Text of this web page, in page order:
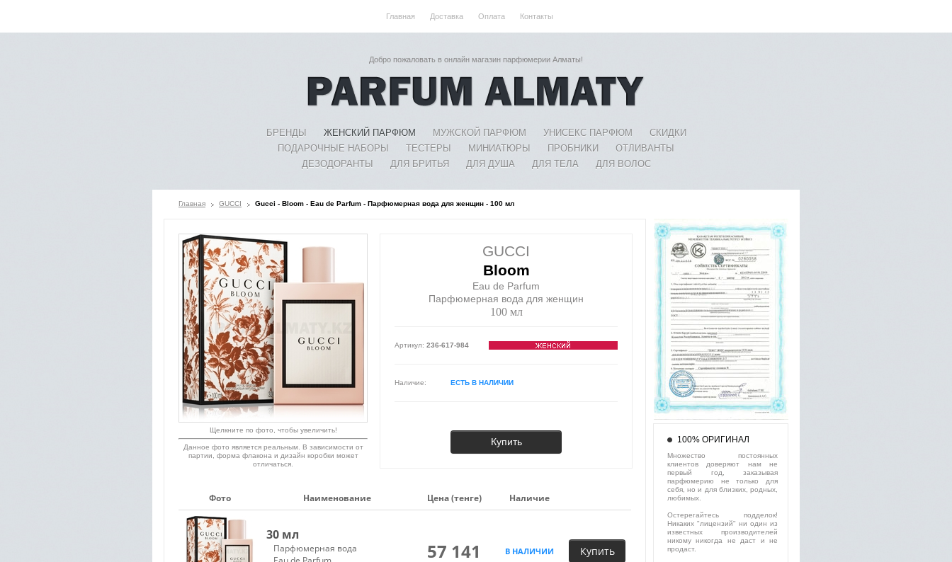
Главная Доставка Оплата Контакты
Добро пожаловать в онлайн магазин парфюмерии Алматы!
БРЕНДЫ ЖЕНСКИЙ ПАРФЮМ МУЖСКОЙ ПАРФЮМ УНИСЕКС ПАРФЮМ
СКИДКИ
ПОДАРОЧНЫЕ НАБОРЫ
ТЕСТЕРЫ МИНИАТЮРЫ ПРОБНИКИ
ОТЛИВАНТЫ
ДЕЗОДОРАНТЫ
ДЛЯ БРИТЬЯ ДЛЯ ДУША ДЛЯ ТЕЛА ДЛЯ ВОЛОС
Главная GUCCI Gucci - Bloom - Eau de Parfum - Парфюмерная вода для женщин - 100 мл
GUCCI
Bloom
Eau de Parfum
Парфюмерная вода для женщин
100 мл
Артикул: 236-617-984
Наличие: ЕСТЬ В НАЛИЧИИ
Купить
Щелкните по фото, чтобы увеличить!
Данное фото является реальным. В зависимости от
партии, форма флакона и дизайн коробки может
отличаться.
Фото Наименование Цена (тенге) Наличие
30 мл
Парфюмерная вода
57 141 В НАЛИЧИИ Купить
100% ОРИГИНАЛ
Множество постоянных
клиентов доверяют нам не
первый год, заказывая
парфюмерию не только для
себя, но и для близких, родных,
любимых.
Остерегайтесь подделок!
Никаких "лицензий" ни один из
известных производителей
никому никогда не даст и не
продаст.